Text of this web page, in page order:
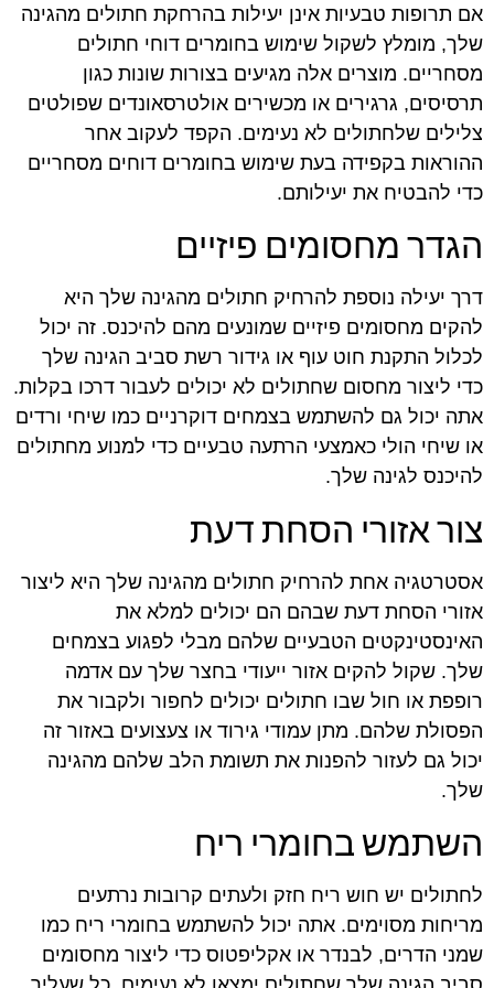
אם תרופות טבעיות אינן יעילות בהרחקת חתולים מהגינה
שלך, מומלץ לשקול שימוש בחומרים דוחי חתולים
מסחריים. מוצרים אלה מגיעים בצורות שונות כגון
תרסיסים, גרגירים או מכשירים אולטרסאונדים שפולטים
צלילים שלחתולים לא נעימים. הקפד לעקוב אחר
ההוראות בקפידה בעת שימוש בחומרים דוחים מסחריים
כדי להבטיח את יעילותם.
הגדר מחסומים פיזיים
דרך יעילה נוספת להרחיק חתולים מהגינה שלך היא
להקים מחסומים פיזיים שמונעים מהם להיכנס. זה יכול
לכלול התקנת חוט עוף או גידור רשת סביב הגינה שלך
כדי ליצור מחסום שחתולים לא יכולים לעבור דרכו בקלות.
אתה יכול גם להשתמש בצמחים דוקרניים כמו שיחי ורדים
או שיחי הולי כאמצעי הרתעה טבעיים כדי למנוע מחתולים
להיכנס לגינה שלך.
צור אזורי הסחת דעת
אסטרטגיה אחת להרחיק חתולים מהגינה שלך היא ליצור
אזורי הסחת דעת שבהם הם יכולים למלא את
האינסטינקטים הטבעיים שלהם מבלי לפגוע בצמחים
שלך. שקול להקים אזור ייעודי בחצר שלך עם אדמה
רופפת או חול שבו חתולים יכולים לחפור ולקבור את
הפסולת שלהם. מתן עמודי גירוד או צעצועים באזור זה
יכול גם לעזור להפנות את תשומת הלב שלהם מהגינה
שלך.
השתמש בחומרי ריח
לחתולים יש חוש ריח חזק ולעתים קרובות נרתעים
מריחות מסוימים. אתה יכול להשתמש בחומרי ריח כמו
שמני הדרים, לבנדר או אקליפטוס כדי ליצור מחסומים